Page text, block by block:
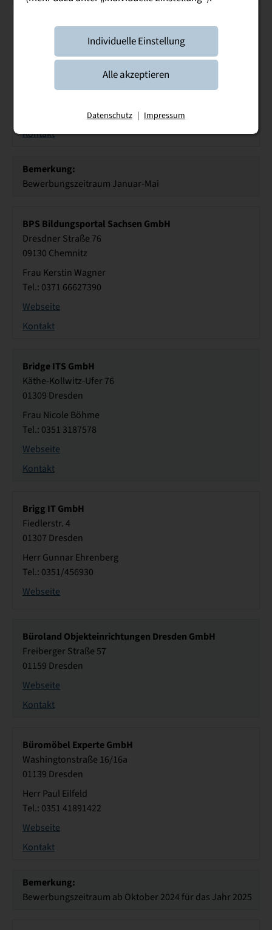
Bike24 GmbH
Breitscheidstraße 40
01237 Dresden
Kontakt
Bemerkung:
Bewerbungszeitraum Januar-Mai
BPS Bildungsportal Sachsen GmbH
Dresdner Straße 76
09130 Chemnitz
Frau Kerstin Wagner
Tel.: 0371 66627390
Webseite
Kontakt
Bridge ITS GmbH
Käthe-Kollwitz-Ufer 76
01309 Dresden
Frau Nicole Böhme
Tel.: 0351 3187578
Webseite
Kontakt
Brigg IT GmbH
Fiedlerstr. 4
01307 Dresden
Herr Gunnar Ehrenberg
Tel.: 0351/456930
Webseite
Büroland Objekteinrichtungen Dresden GmbH
Freiberger Straße 57
01159 Dresden
Webseite
Kontakt
Büromöbel Experte GmbH
Washingtonstraße 16/16a
01139 Dresden
Herr Paul Eilfeld
Tel.: 0351 41891422
Webseite
Kontakt
Bemerkung:
Bewerbungszeitraum ab Oktober 2024 für das Jahr 2025
Individuelle Einstellung
Alle akzeptieren
Datenschutz | Impressum